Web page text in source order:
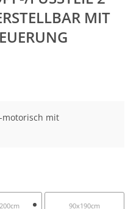
MIT K
motorisch mit
90x190cm